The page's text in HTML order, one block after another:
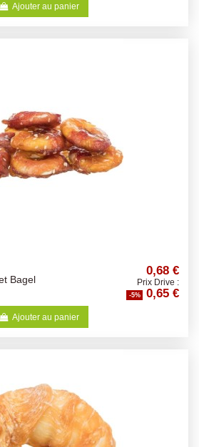
Ajouter au panier
Bagel
0,68 €
Prix Drive :
-5% 0,65 €
Ajouter au panier